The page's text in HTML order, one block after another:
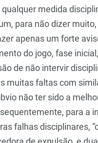
medida
para não dizer
apenas um forte
do jogo, fase
de não intervir
muitas faltas com
não ter sido a
para a
falhas disciplinares,